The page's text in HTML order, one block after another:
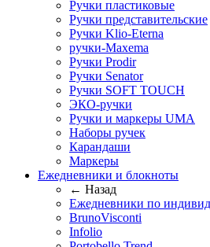
Ручки пластиковые
Ручки представительские
Ручки Klio-Eterna
ручки-Maxema
Ручки Prodir
Ручки Senator
Ручки SOFT TOUCH
ЭКО-ручки
Ручки и маркеры UMA
Наборы ручек
Карандаши
Маркеры
Ежедневники и блокноты
← Назад
Ежедневники по
BrunoVisconti
Infolio